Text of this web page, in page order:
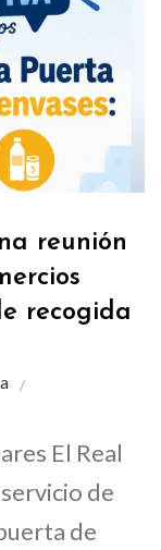
reunión
recogida
El Real
de
de